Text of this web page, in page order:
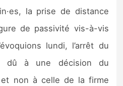
la prise de distance
de passivité vis-à-vis
lundi, l’arrêt du
dû à une décision du
non à celle de la firme